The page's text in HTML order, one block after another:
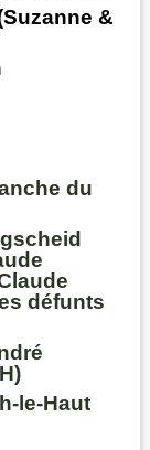
&
du
défunts
le-Haut